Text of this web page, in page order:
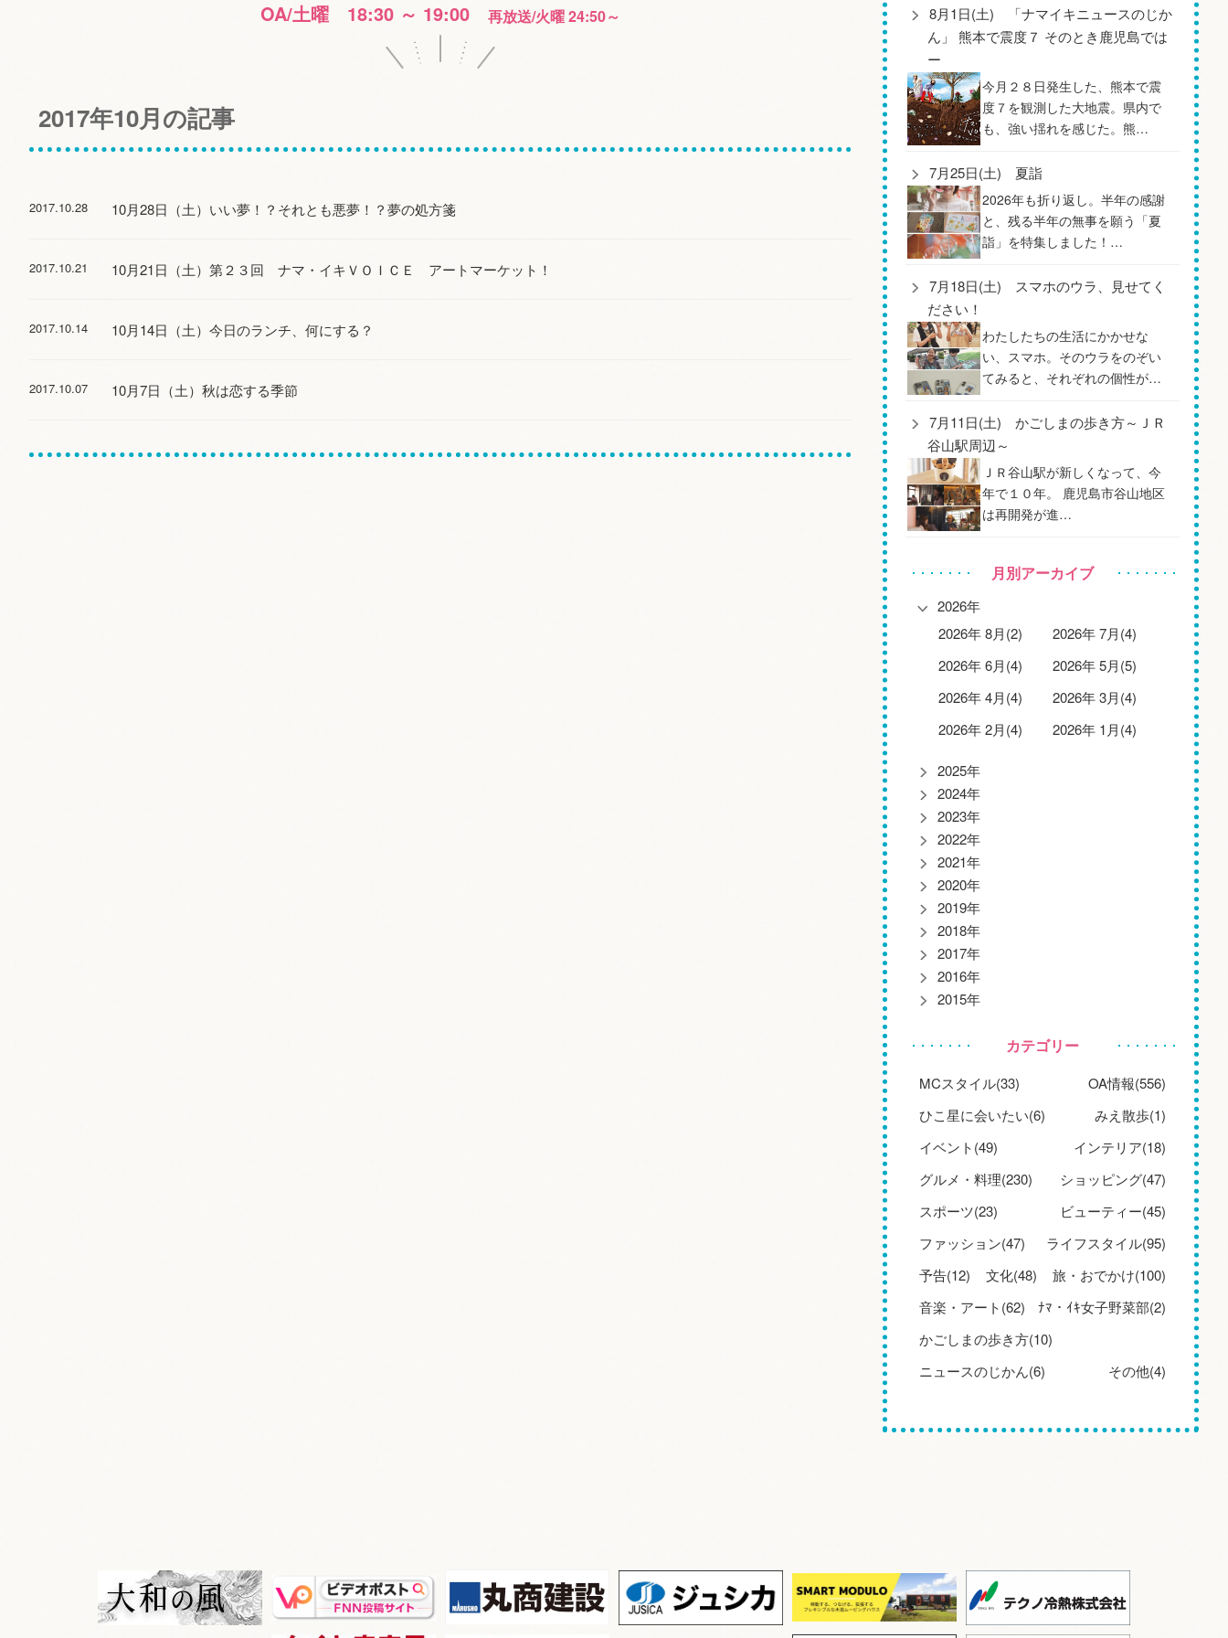
OA/土曜 18:30 ～ 19:00 再放送/火曜 24:50～
2017年10月の記事
2017.10.28 10月28日（土）いい夢！？それとも悪夢！？夢の処方箋
2017.10.21 10月21日（土）第２３回 ナマ・イキＶＯＩＣＥ アートマーケット！
2017.10.14 10月14日（土）今日のランチ、何にする？
2017.10.07 10月7日（土）秋は恋する季節
8月1日(土) 「ナマイキニュースのじか
ん」 熊本で震度７ そのとき鹿児島では
ー
今月２８日発生した、熊本で震
度７を観測した大地震。県内で
も、強い揺れを感じた。熊…
7月25日(土) 夏詣
2026年も折り返し。半年の感謝
と、残る半年の無事を願う「夏
詣」を特集しました！…
7月18日(土) スマホのウラ、見せてく
ださい！
わたしたちの生活にかかせな
い、スマホ。そのウラをのぞい
てみると、それぞれの個性が…
7月11日(土) かごしまの歩き方～ＪＲ
谷山駅周辺～
ＪＲ谷山駅が新しくなって、今
年で１０年。 鹿児島市谷山地区
は再開発が進…
月別アーカイブ
2026年
2026年 8月(2)
2026年 7月(4)
2026年 6月(4)
2026年 5月(5)
2026年 4月(4)
2026年 3月(4)
2026年 2月(4)
2026年 1月(4)
2025年
2024年
2023年
2022年
2021年
2020年
2019年
2018年
2017年
2016年
2015年
カテゴリー
MCスタイル(33)
OA情報(556)
ひこ星に会いたい(6)
みえ散歩(1)
イベント(49)
インテリア(18)
グルメ・料理(230)
ショッピング(47)
スポーツ(23)
ビューティー(45)
ファッション(47)
ライフスタイル(95)
予告(12)
文化(48)
旅・おでかけ(100)
音楽・アート(62)
ﾅﾏ・ｲｷ女子野菜部(2)
かごしまの歩き方(10)
ニュースのじかん(6)
その他(4)